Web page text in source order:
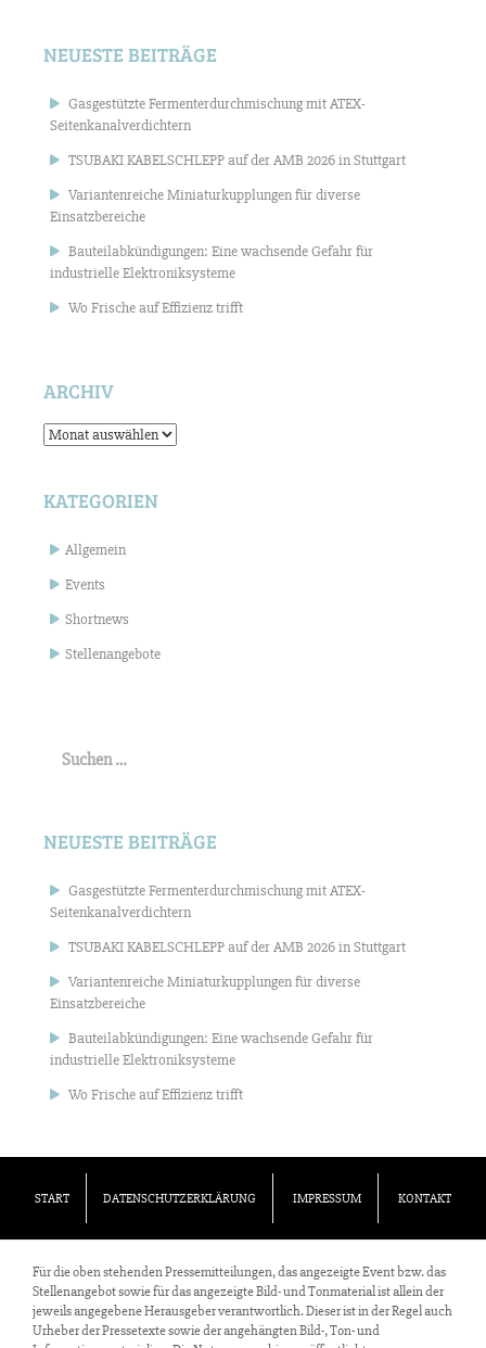
NEUESTE BEITRÄGE
Gasgestützte Fermenterdurchmischung mit ATEX-
Seitenkanalverdichtern
TSUBAKI KABELSCHLEPP auf der AMB 2026 in Stuttgart
Variantenreiche Miniaturkupplungen für diverse
Einsatzbereiche
Bauteilabkündigungen: Eine wachsende Gefahr für
industrielle Elektroniksysteme
Wo Frische auf Effizienz trifft
ARCHIV
Archiv
KATEGORIEN
Allgemein
Events
Shortnews
Stellenangebote
nach:
NEUESTE BEITRÄGE
Gasgestützte Fermenterdurchmischung mit ATEX-
Seitenkanalverdichtern
TSUBAKI KABELSCHLEPP auf der AMB 2026 in Stuttgart
Variantenreiche Miniaturkupplungen für diverse
Einsatzbereiche
Bauteilabkündigungen: Eine wachsende Gefahr für
industrielle Elektroniksysteme
Wo Frische auf Effizienz trifft
START DATENSCHUTZERKLÄRUNG IMPRESSUM KONTAKT
Für die oben stehenden Pressemitteilungen, das angezeigte Event bzw. das
Stellenangebot sowie für das angezeigte Bild- und Tonmaterial ist allein der
jeweils angegebene Herausgeber verantwortlich. Dieser ist in der Regel auch
Urheber der Pressetexte sowie der angehängten Bild-, Ton- und